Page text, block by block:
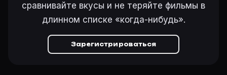
сравнивайте вкусы и не теряйте фильмы в
длинном списке «когда-нибудь».
Зарегистрироваться